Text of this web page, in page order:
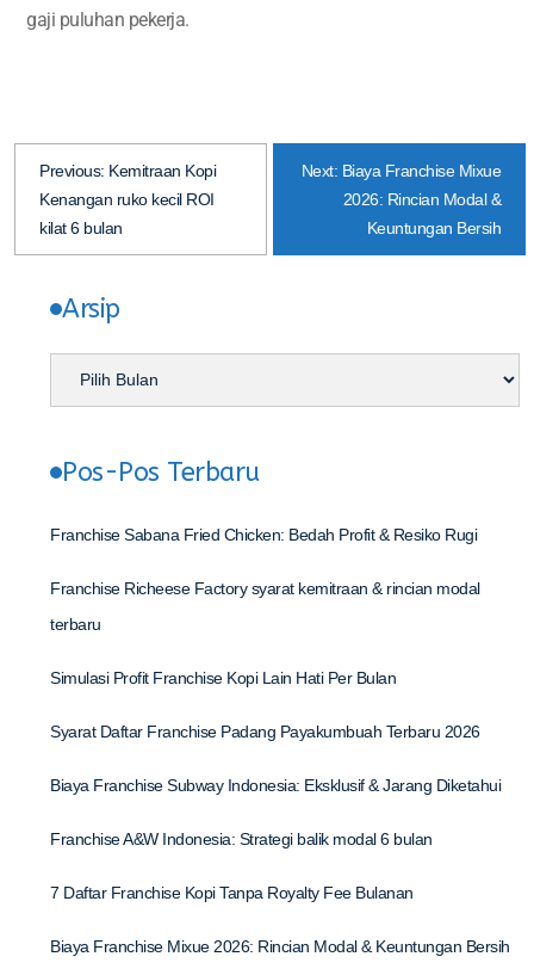
gaji puluhan pekerja.
Previous: Kemitraan Kopi
Kenangan ruko kecil ROI
kilat 6 bulan
Next: Biaya Franchise Mixue
2026: Rincian Modal &
Keuntungan Bersih
Arsip
Pos-Pos Terbaru
Franchise Sabana Fried Chicken: Bedah Profit & Resiko Rugi
Franchise Richeese Factory syarat kemitraan & rincian modal
terbaru
Simulasi Profit Franchise Kopi Lain Hati Per Bulan
Syarat Daftar Franchise Padang Payakumbuah Terbaru 2026
Biaya Franchise Subway Indonesia: Eksklusif & Jarang Diketahui
Franchise A&W Indonesia: Strategi balik modal 6 bulan
7 Daftar Franchise Kopi Tanpa Royalty Fee Bulanan
Biaya Franchise Mixue 2026: Rincian Modal & Keuntungan Bersih